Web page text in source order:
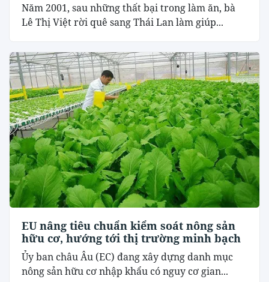
Năm 2001, sau những thất bại trong làm ăn, bà
Lê Thị Việt rời quê sang Thái Lan làm giúp...
EU nâng tiêu chuẩn kiểm soát nông sản
hữu cơ, hướng tới thị trường minh bạch
Ủy ban châu Âu (EC) đang xây dựng danh mục
nông sản hữu cơ nhập khẩu có nguy cơ gian...